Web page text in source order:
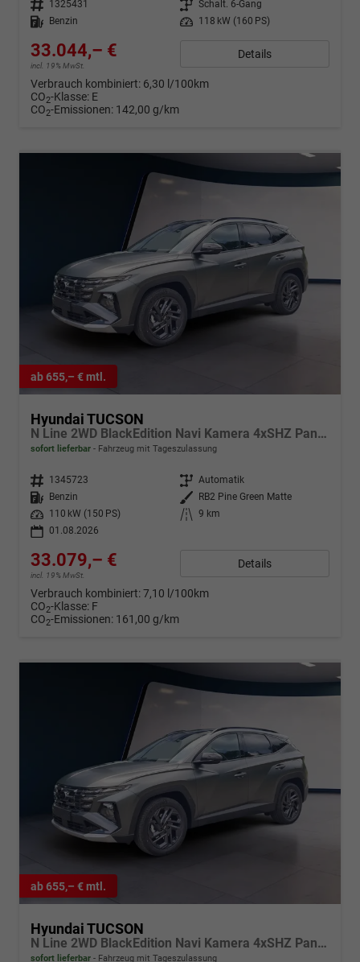
Fahrzeugnr. 1325431 Getriebe Schalt. 6-Gang
Kraftstoff
Benzin Leistung 118 kW (160 PS)
33.044,– €
incl. 19% MwSt.
Details
Verbrauch kombiniert: 6,30 l/100km
CO2-Klasse: E
CO2-Emissionen: 142,00 g/km
ab 655,– € mtl.
Hyundai TUCSON
N Line 2WD BlackEdition Navi Kamera 4xSHZ Pano ACC
sofort lieferbar Fahrzeug mit Tageszulassung
Fahrzeugnr. 1345723 Getriebe Automatik
Kraftstoff
Benzin Außenfarbe
RB2 Pine Green Matte
Leistung
110 kW (150 PS) Kilometerstand
9 km
01.08.2026
33.079,– €
incl. 19% MwSt.
Details
Verbrauch kombiniert:7,10 l/100km
CO2-Klasse: F
CO2-Emissionen: 161,00 g/km
ab 655,– € mtl.
Hyundai TUCSON
N Line 2WD BlackEdition Navi Kamera 4xSHZ Pano ACC
sofort lieferbar Fahrzeug mit Tageszulassung